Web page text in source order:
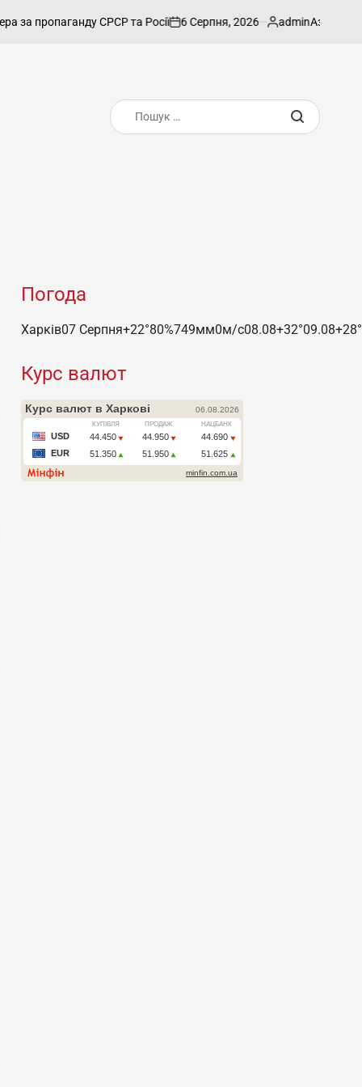
СРСР та Росії
on
6 Серпня, 2026
Опубліковано
admin
Пошук:
Погода
Харків07 Серпня+22°80%749мм0м/c08.08+32°09.08+28°
Курс валют